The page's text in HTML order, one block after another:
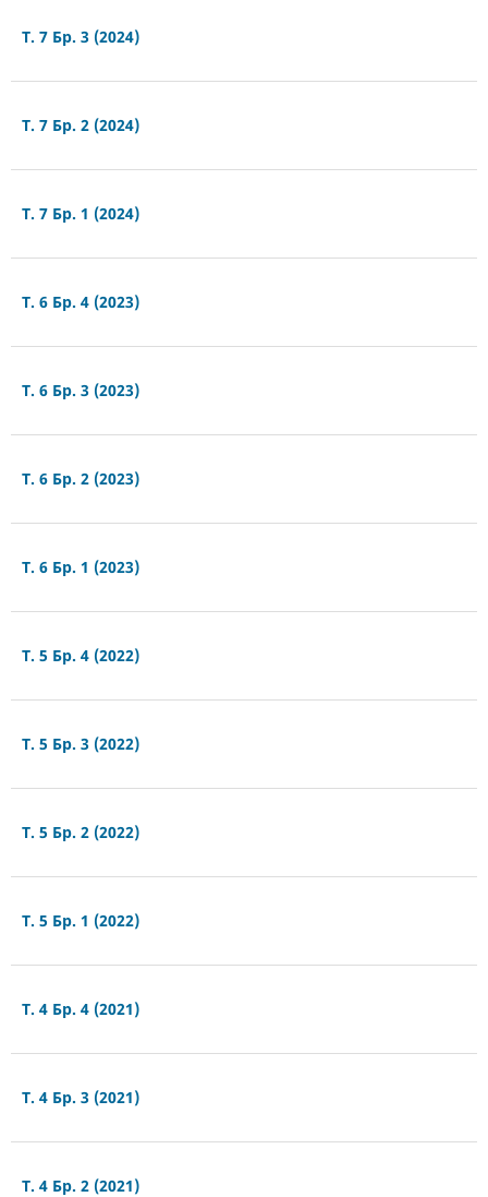
Т. 7 Бр. 3 (2024)
Т. 7 Бр. 2 (2024)
Т. 7 Бр. 1 (2024)
Т. 6 Бр. 4 (2023)
Т. 6 Бр. 3 (2023)
Т. 6 Бр. 2 (2023)
Т. 6 Бр. 1 (2023)
Т. 5 Бр. 4 (2022)
Т. 5 Бр. 3 (2022)
Т. 5 Бр. 2 (2022)
Т. 5 Бр. 1 (2022)
Т. 4 Бр. 4 (2021)
Т. 4 Бр. 3 (2021)
Т. 4 Бр. 2 (2021)